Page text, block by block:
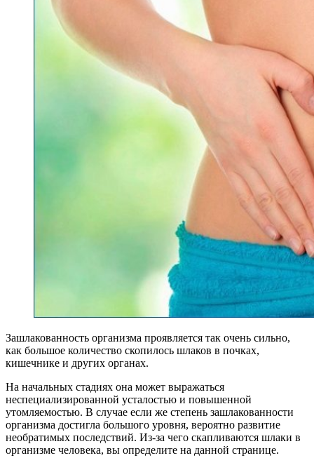
Зашлакованность организма проявляется так очень сильно,
как большое количество скопилось шлаков в почках,
кишечнике и других органах.
На начальных стадиях она может выражаться
неспециализированной усталостью и повышенной
утомляемостью. В случае если же степень зашлакованности
организма достигла большого уровня, вероятно развитие
необратимых последствий. Из-за чего скапливаются шлаки в
организме человека, вы определите на данной странице.